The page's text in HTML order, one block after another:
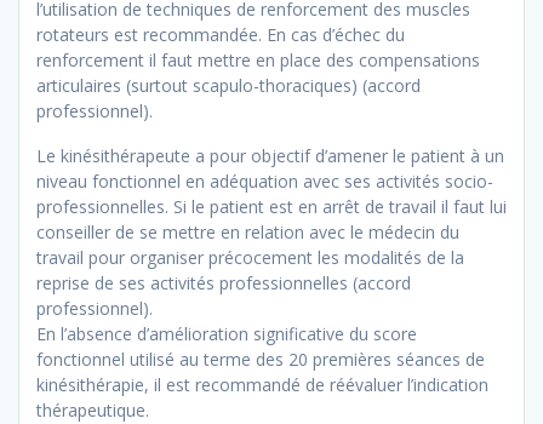
l’utilisation de techniques de renforcement des muscles
rotateurs est recommandée. En cas d’échec du
renforcement il faut mettre en place des compensations
articulaires (surtout scapulo-thoraciques) (accord
professionnel).
Le kinésithérapeute a pour objectif d’amener le patient à un
niveau fonctionnel en adéquation avec ses activités socio-
professionnelles. Si le patient est en arrêt de travail il faut lui
conseiller de se mettre en relation avec le médecin du
travail pour organiser précocement les modalités de la
reprise de ses activités professionnelles (accord
professionnel).
En l’absence d’amélioration significative du score
fonctionnel utilisé au terme des 20 premières séances de
kinésithérapie, il est recommandé de réévaluer l’indication
thérapeutique.